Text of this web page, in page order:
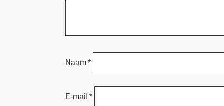
Naam*
E-mail*